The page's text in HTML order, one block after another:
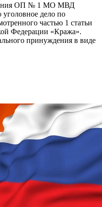
ОП № 1 МО МВД
уголовное дело по
частью 1 статьи
Федерации «Кража».
принуждения в виде